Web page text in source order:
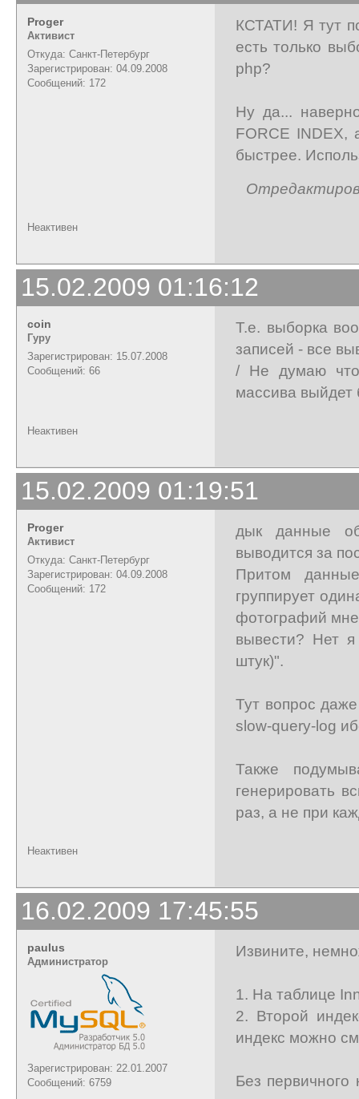
Proger
Активист
Откуда: Санкт-Петербург
Зарегистрирован: 04.09.2008
Сообщений: 172
КСТАТИ! Я тут
есть только
php?
Ну да...
FORCE INDEX,
быстрее.
Неактивен
15.02.2009 01:16:12
coin
Гуру
Зарегистрирован: 15.07.2008
Сообщений: 66
Т.е. выборка
записей - все
/ Не думаю что
массива выйдет
Неактивен
15.02.2009 01:19:51
Proger
Активист
Откуда: Санкт-Петербург
Зарегистрирован: 04.09.2008
Сообщений: 172
дык данные
выводится за
Притом
группирует
фотографий
вывести? Нет
штук)".
Тут вопрос
slow-query-log
Также
генерировать
раз, а не при
Неактивен
16.02.2009 17:45:55
paulus
Администратор
Зарегистрирован: 22.01.2007
Сообщений: 6759
Извините,
1. На таблице
2. Второй
индекс можно
Без